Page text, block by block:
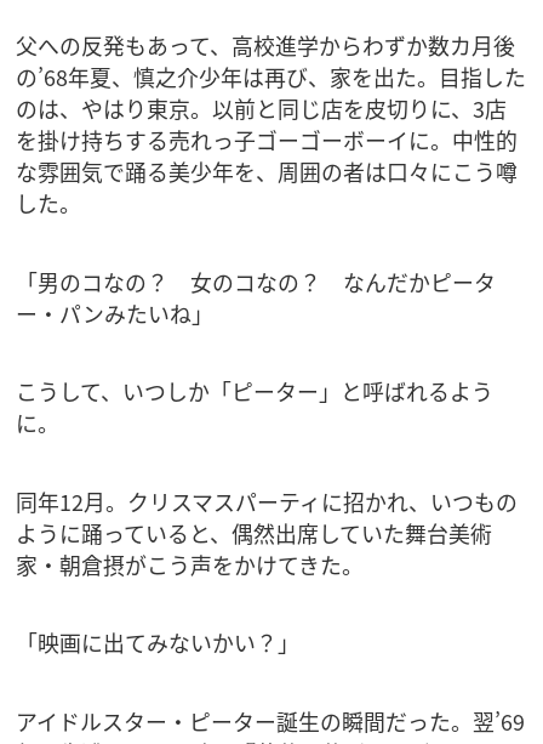
父への反発もあって、高校進学からわずか数カ月後
の’68年夏、慎之介少年は再び、家を出た。目指した
のは、やはり東京。以前と同じ店を皮切りに、3店
を掛け持ちする売れっ子ゴーゴーボーイに。中性的
な雰囲気で踊る美少年を、周囲の者は口々にこう噂
した。
「男のコなの？ 女のコなの？ なんだかピータ
ー・パンみたいね」
こうして、いつしか「ピーター」と呼ばれるよう
に。
同年12月。クリスマスパーティに招かれ、いつもの
ように踊っていると、偶然出席していた舞台美術
家・朝倉摂がこう声をかけてきた。
「映画に出てみないかい？」
アイドルスター・ピーター誕生の瞬間だった。翌’69